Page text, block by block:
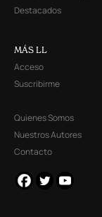
Destacados
MÁS LL
Acceso
Suscribirme
Quienes Somos
Nuestros Autores
Contacto